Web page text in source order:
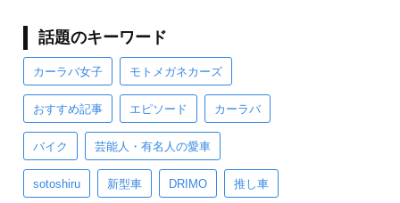
話題のキーワード
カーラバ女子 モトメガネカーズ
おすすめ記事 エピソード カーラバ
バイク 芸能人・有名人の愛車
sotoshiru 新型車 DRIMO 推し車